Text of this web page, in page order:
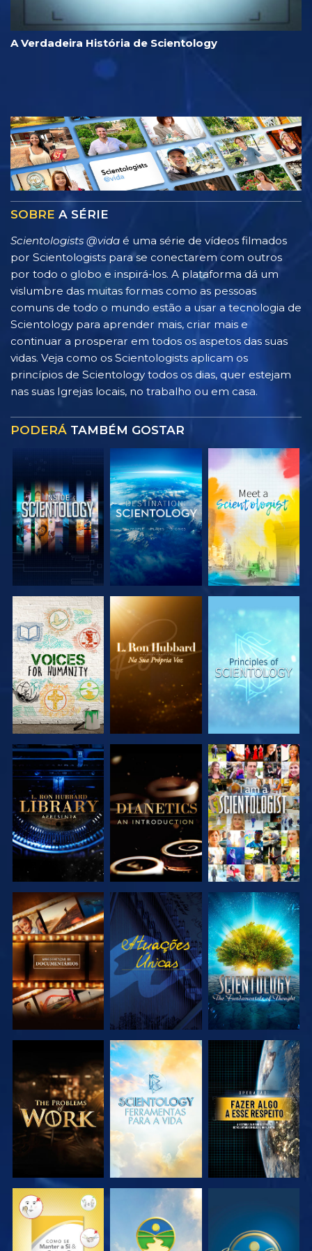
A Verdadeira História de Scientology
SOBRE A SÉRIE
Scientologists @vida é uma série de vídeos filmados
por Scientologists para se conectarem com outros
por todo o globo e inspirá‑los. A plataforma dá um
vislumbre das muitas formas como as pessoas
comuns de todo o mundo estão a usar a tecnologia de
Scientology para aprender mais, criar mais e
continuar a prosperar em todos os aspetos das suas
vidas. Veja como os Scientologists aplicam os
princípios de Scientology todos os dias, quer estejam
nas suas Igrejas locais, no trabalho ou em casa.
PODERÁ TAMBÉM GOSTAR
EXPLORAR A
SÉRIE
EXPLORAR A
SÉRIE
EXPLORAR A
SÉRIE
EXPLORAR A
SÉRIE
EXPLORAR A
SÉRIE
VER
EXPLORAR A
SÉRIE
VER
EXPLORAR A
SÉRIE
EXPLORAR A
SÉRIE
EXPLORAR A
SÉRIE
VER
VER VER VER